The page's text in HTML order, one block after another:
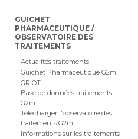
GUICHET
PHARMACEUTIQUE /
OBSERVATOIRE DES
TRAITEMENTS
Actualités traitements
Guichet Pharmaceutique G2m
GRIOT
Base de données traitements
G2m
Télécharger l'observatoire des
traitements G2m
Informations sur les traitements